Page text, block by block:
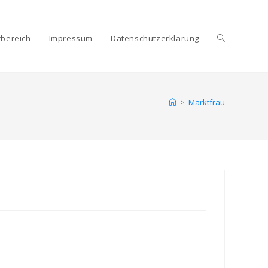
Impressum Datenschutzerklärung Website-
> Marktfrau